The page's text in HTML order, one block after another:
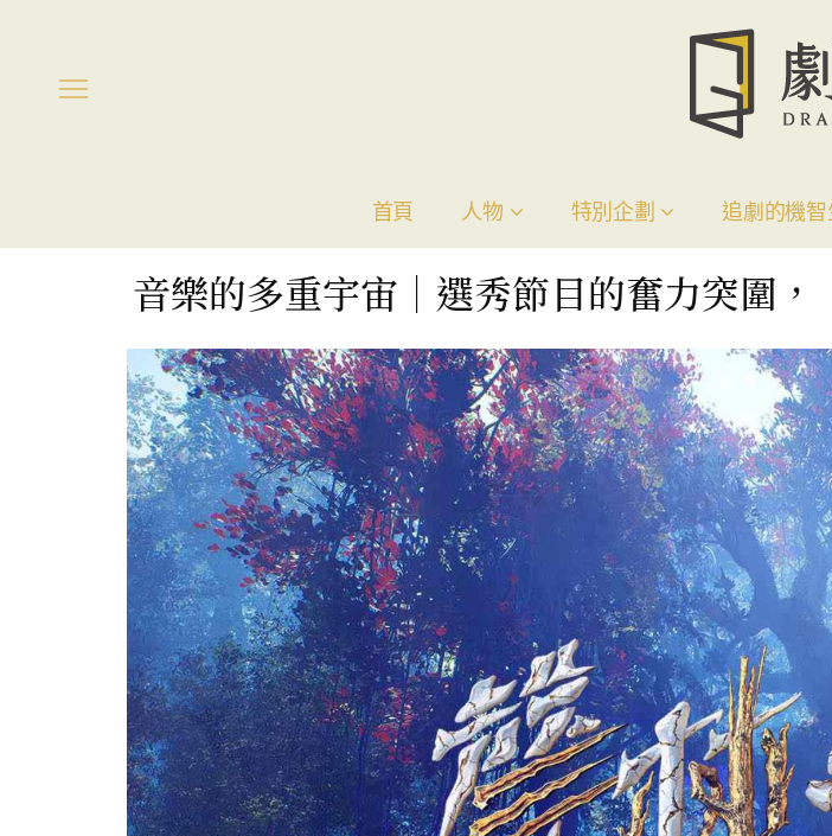
首頁 人物 特別企劃 追劇的機智
音樂的多重宇宙｜選秀節目的奮力突圍